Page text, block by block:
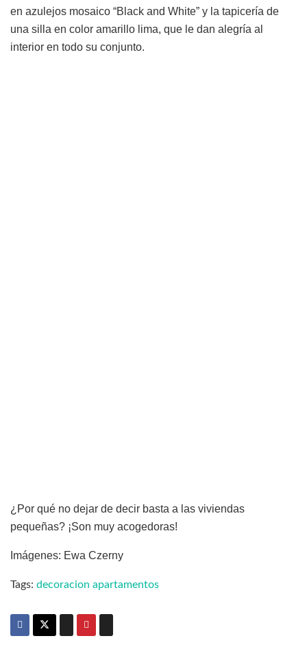
en azulejos mosaico “Black and White” y la tapicería de
una silla en color amarillo lima, que le dan alegría al
interior en todo su conjunto.
¿Por qué no dejar de decir basta a las viviendas
pequeñas? ¡Son muy acogedoras!
Imágenes: Ewa Czerny
Tags: decoracion apartamentos